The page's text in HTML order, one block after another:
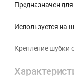
Предназначен
Используется на
Крепление шубки